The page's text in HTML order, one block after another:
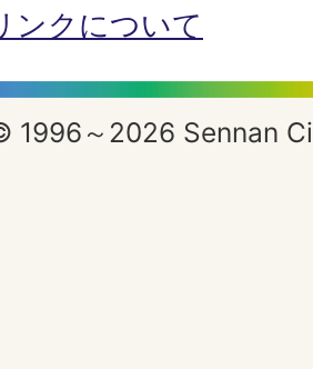
ンクについて
1996～2026 Sennan